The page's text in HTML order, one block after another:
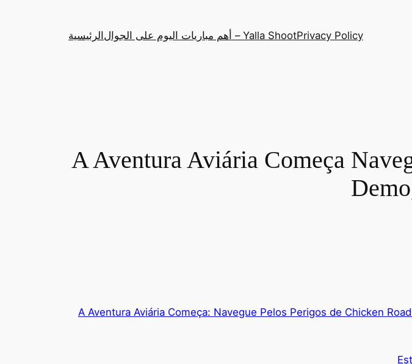
Privacy PolicyYalla Shoot – أهم مباريات اليوم على الجوال الرئيسية
A Aventura Aviária Começa
A Aventura Aviária Começa: Navegue Pelos Perigos de Chicken